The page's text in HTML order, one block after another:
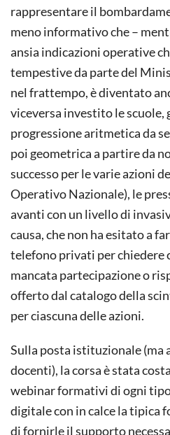
rappresentare il
meno informativo che –
ansia indicazioni operative
tempestive da parte del
nel frattempo, è diventato
viceversa investito le scuole,
progressione aritmetica da
poi geometrica a partire da
successo per le varie azioni
Operativo Nazionale), le
avanti con un livello di
causa, che non ha esitato a
telefono privati per chiedere
mancata partecipazione o
offerto dal catalogo della
per ciascuna delle azioni.
Sulla posta istituzionale (ma
docenti), la corsa è stata
webinar formativi di ogni
digitale con in calce la tipica
di fornirle il supporto